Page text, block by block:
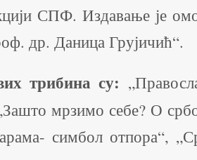
СПФ. Издавање је
др. Даница Грујичић“.
трибина су:
мрзимо себе? О
симбол отпора“,